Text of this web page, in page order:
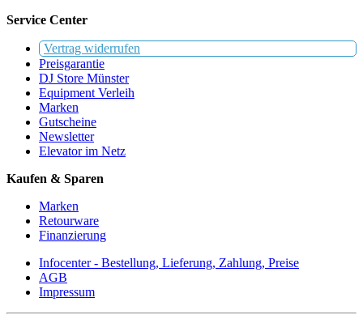
Service Center
Vertrag widerrufen
Preisgarantie
DJ Store Münster
Equipment Verleih
Marken
Gutscheine
Newsletter
Elevator im Netz
Kaufen & Sparen
Marken
Retourware
Finanzierung
Infocenter - Bestellung, Lieferung, Zahlung, Preise
AGB
Impressum